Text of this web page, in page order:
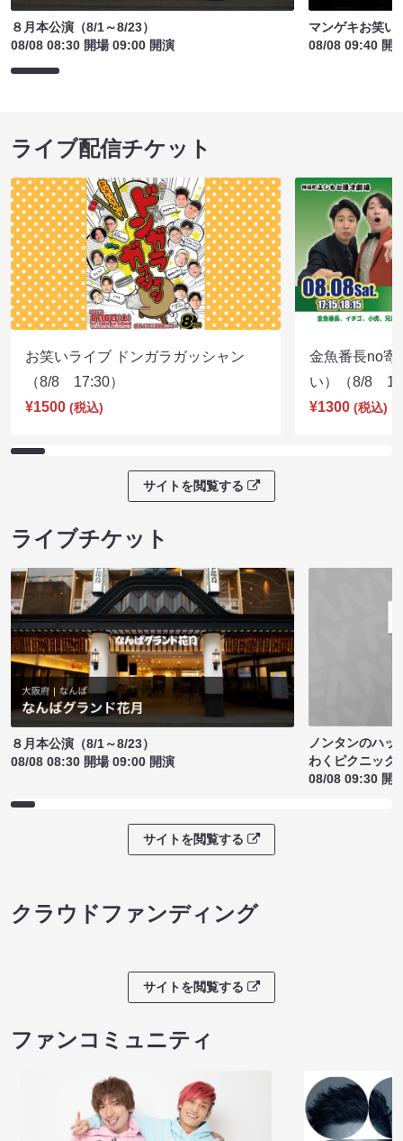
８月本公演（8/1～8/23）
08/08 08:30 開場 09:00 開演
マンゲキお笑い
08/08 09:40 開
ライブ配信チケット
お笑いライブ ドンガラガッシャン
（8/8 17:30）
¥1500 (税込)
金魚番長no寄
い）（8/8
¥1300 (税込)
サイトを閲覧する
ライブチケット
８月本公演（8/1～8/23）
08/08 08:30 開場 09:00 開演
ノンタンのハッ
わくピクニック
08/08 09:30 開
サイトを閲覧する
クラウドファンディング
サイトを閲覧する
ファンコミュニティ